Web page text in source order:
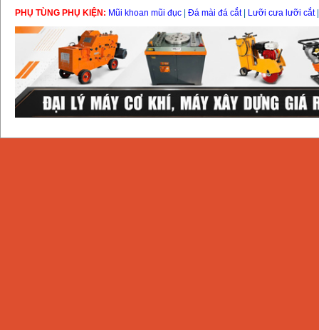
PHỤ TÙNG PHỤ KIỆN: Mũi khoan mũi đục Đá mài đá cắt| Lưỡi cưa lưỡi cắt